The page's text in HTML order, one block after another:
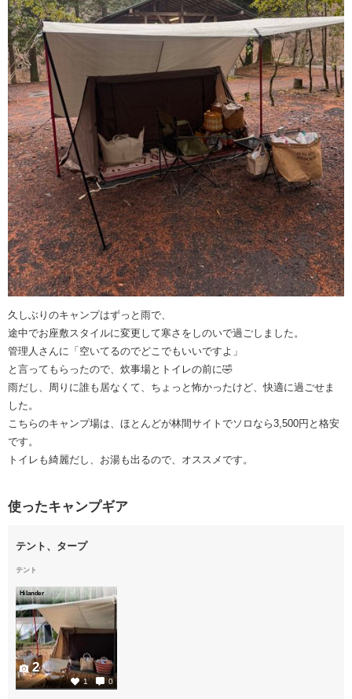
久しぶりのキャンプはずっと雨で、
途中でお座敷スタイルに変更して寒さをしのいで過ごしました。
管理人さんに「空いてるのでどこでもいいですよ」
と言ってもらったので、炊事場とトイレの前に🤣
雨だし、周りに誰も居なくて、ちょっと怖かったけど、快適に過ごせま
した。
こちらのキャンプ場は、ほとんどが林間サイトでソロなら3,500円と格安
です。
トイレも綺麗だし、お湯も出るので、オススメです。
使ったキャンプギア
テント、タープ
テント
Hilander
1 0
2